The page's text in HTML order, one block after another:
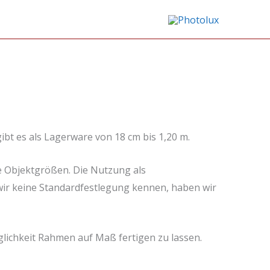
es als Lagerware von 18 cm bis 1,20 m.
Die Nutzung als
keine Standardfestlegung kennen, haben wir
Rahmen auf Maß fertigen zu lassen.